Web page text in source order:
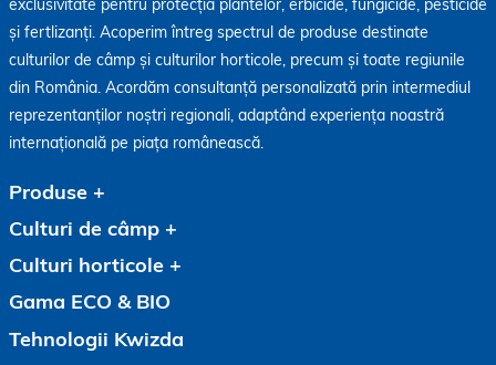
exclusivitate pentru protecția plantelor, erbicide, fungicide, pesticide
și fertlizanți. Acoperim întreg spectrul de produse destinate
culturilor de câmp și culturilor horticole, precum și toate regiunile
din România. Acordăm consultanță personalizată prin intermediul
reprezentanților noștri regionali, adaptând experiența noastră
internațională pe piața românească.
Produse
Culturi de câmp
Culturi horticole
Gama ECO & BIO
Tehnologii Kwizda